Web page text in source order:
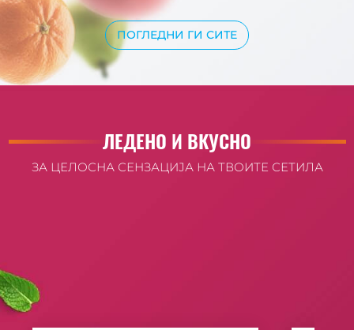
ПОГЛЕДНИ ГИ СИТЕ
ЛЕДЕНО И ВКУСНО
ЗА ЦЕЛОСНА СЕНЗАЦИЈА НА ТВОИТЕ СЕТИЛА